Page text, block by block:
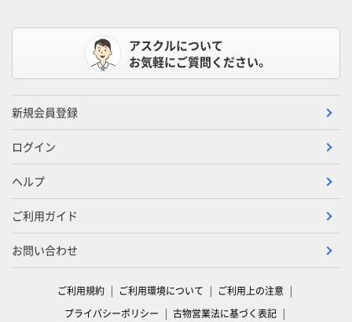
アスクルについて
お気軽にご質問ください。
新規会員登録
ログイン
ヘルプ
ご利用ガイド
お問い合わせ
ご利用規約 ご利用環境について
ご利用上の注意
プライバシーポリシー
古物営業法に基づく表記